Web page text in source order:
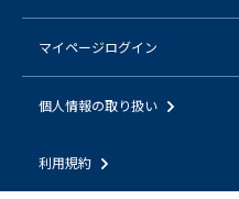
マイページログイン
個人情報の取り扱い
利用規約